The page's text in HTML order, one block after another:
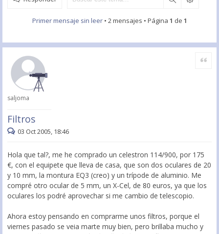
Primer mensaje sin leer• 2 mensajes • Página 1 de 1
saljoma
Filtros
Citar
03 Oct 2005, 18:46
Hola que tal?, me he comprado un celestron 114/900, por 175
€, con el equipete que lleva de casa, que son dos oculares de 20
y 10 mm, la montura EQ3 (creo) y un trípode de aluminio. Me
compré otro ocular de 5 mm, un X-Cel, de 80 euros, ya que los
oculares los podré aprovechar si me cambio de telescopio.
Ahora estoy pensando en comprarme unos filtros, porque el
viernes pasado se veia marte muy bien, pero brillaba mucho y